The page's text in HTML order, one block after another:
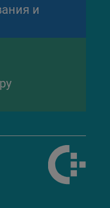
и